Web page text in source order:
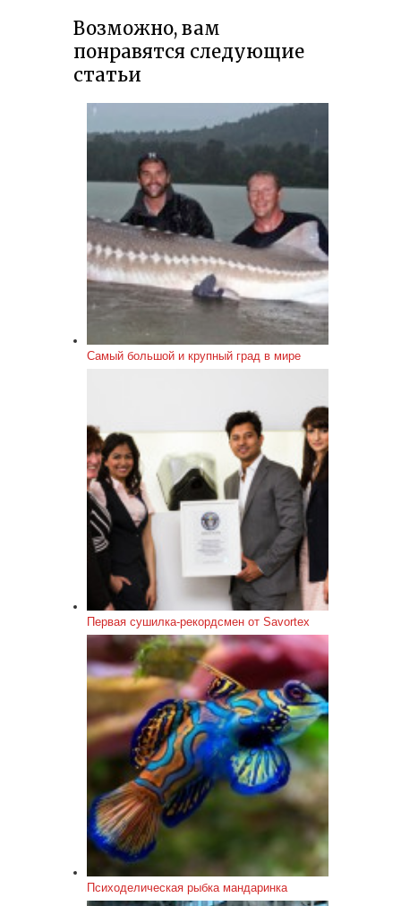
Возможно, вам
понравятся следующие
статьи
Самый большой и крупный град в мире
Первая сушилка-рекордсмен от Savortex
Психоделическая рыбка мандаринка